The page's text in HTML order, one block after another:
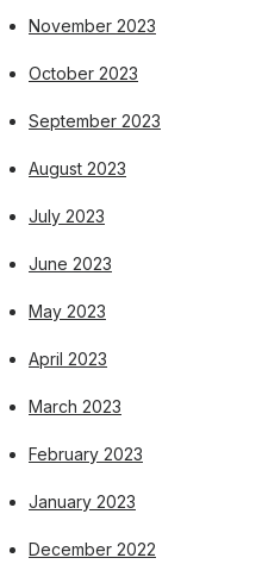
November 2023
October 2023
September 2023
August 2023
July 2023
June 2023
May 2023
April 2023
March 2023
February 2023
January 2023
December 2022